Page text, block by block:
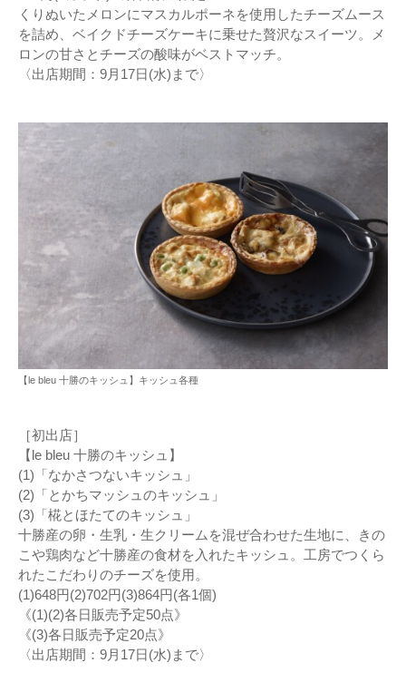
くりぬいたメロンにマスカルポーネを使用したチーズムース
を詰め、ベイクドチーズケーキに乗せた贅沢なスイーツ。メ
ロンの甘さとチーズの酸味がベストマッチ。
〈出店期間：9月17日(水)まで〉
【le bleu 十勝のキッシュ】キッシュ各種
［初出店］
【le bleu 十勝のキッシュ】
(1)「なかさつないキッシュ」
(2)「とかちマッシュのキッシュ」
(3)「椛とほたてのキッシュ」
十勝産の卵・生乳・生クリームを混ぜ合わせた生地に、きの
こや鶏肉など十勝産の食材を入れたキッシュ。工房でつくら
れたこだわりのチーズを使用。
(1)648円(2)702円(3)864円(各1個)
《(1)(2)各日販売予定50点》
《(3)各日販売予定20点》
〈出店期間：9月17日(水)まで〉